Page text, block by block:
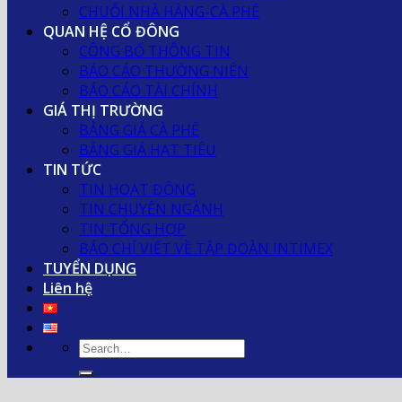
CHUỖI NHÀ HÀNG-CÀ PHÊ
QUAN HỆ CỔ ĐÔNG
CÔNG BỐ THÔNG TIN
BÁO CÁO THƯỜNG NIÊN
BÁO CÁO TÀI CHÍNH
GIÁ THỊ TRƯỜNG
BẢNG GIÁ CÀ PHÊ
BẢNG GIÁ HẠT TIÊU
TIN TỨC
TIN HOẠT ĐỘNG
TIN CHUYÊN NGÀNH
TIN TỔNG HỢP
BÁO CHÍ VIẾT VỀ TẬP ĐOÀN INTIMEX
TUYỂN DỤNG
Liên hệ